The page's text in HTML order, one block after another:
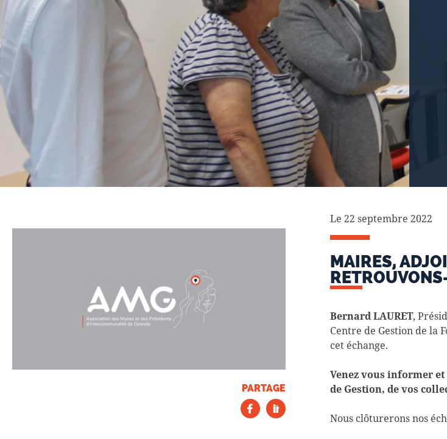
PARTAGE
Le 22 septembre 2022
MAIRES,
Bernard LAURET,
Centre de Gestion de la
cet échange.
Venez vous informer
de Gestion, de vos
Nous clôturerons nos